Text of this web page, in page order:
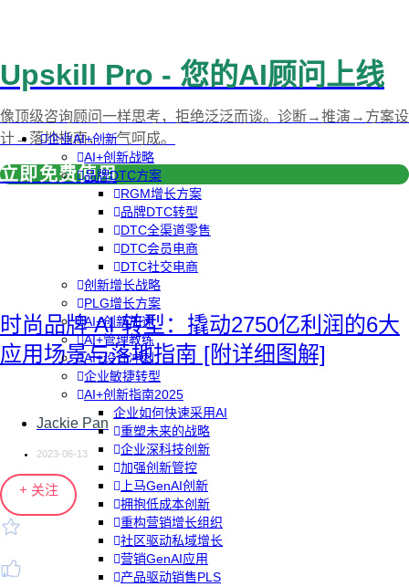
企业AI+创新
AI+创新战略
品牌DTC方案
RGM增长方案
品牌DTC转型
DTC全渠道零售
DTC会员电商
DTC社交电商
创新增长战略
PLG增长方案
AI+创新加速
AI+管理教练
AI+设计冲刺
企业敏捷转型
AI+创新指南2025
企业如何快速采用AI
重塑未来的战略
企业深科技创新
加强创新管控
上马GenAI创新
拥抱低成本创新
重构营销增长组织
社区驱动私域增长
营销GenAI应用
产品驱动销售PLS
Upskill Pro - 您的AI顾问上线
像顶级咨询顾问一样思考，拒绝泛泛而谈。诊断→推演→方案设
计→落地指南，一气呵成。
立即免费使用
时尚品牌 AI 转型：撬动2750亿利润的6大
应用场景与落地指南 [附详细图解]
Jackie Pan
2023-06-13
+ 关注